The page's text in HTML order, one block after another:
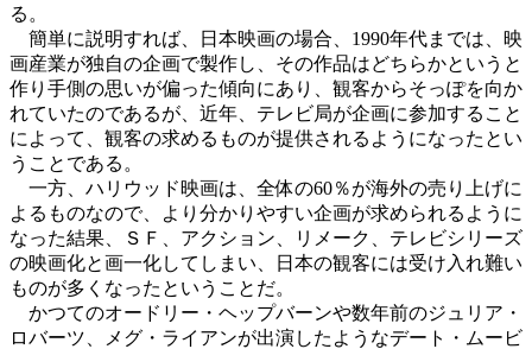
る。
簡単に説明すれば、日本映画の場合、1990年代までは、映
画産業が独自の企画で製作し、その作品はどちらかというと
作り手側の思いが偏った傾向にあり、観客からそっぽを向か
れていたのであるが、近年、テレビ局が企画に参加すること
によって、観客の求めるものが提供されるようになったとい
うことである。
一方、ハリウッド映画は、全体の60％が海外の売り上げに
よるものなので、より分かりやすい企画が求められるように
なった結果、ＳＦ、アクション、リメーク、テレビシリーズ
の映画化と画一化してしまい、日本の観客には受け入れ難い
ものが多くなったということだ。
かつてのオードリー・ヘップバーンや数年前のジュリア・
ロバーツ、メグ・ライアンが出演したようなデート・ムービ